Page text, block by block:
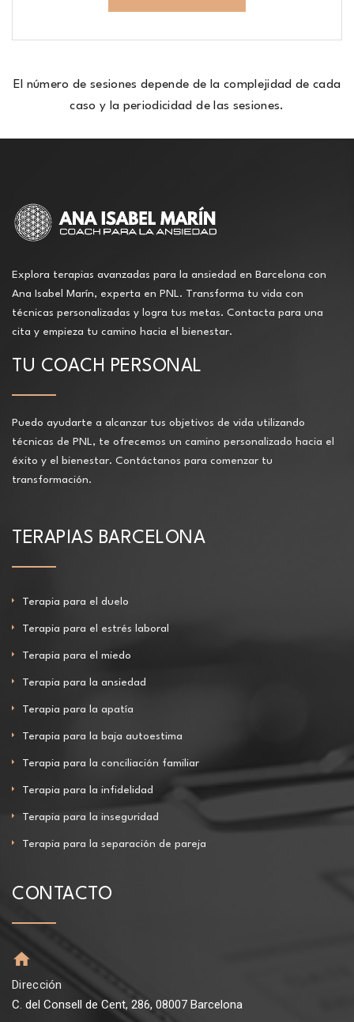
El número de sesiones depende de la complejidad de cada
caso y la periodicidad de las sesiones.
Explora terapias avanzadas para la ansiedad en Barcelona con
Ana Isabel Marín, experta en PNL. Transforma tu vida con
técnicas personalizadas y logra tus metas. Contacta para una
cita y empieza tu camino hacia el bienestar.
TU COACH PERSONAL
Puedo ayudarte a alcanzar tus objetivos de vida utilizando
técnicas de PNL, te ofrecemos un camino personalizado hacia el
éxito y el bienestar. Contáctanos para comenzar tu
transformación.
TERAPIAS BARCELONA
Terapia para el duelo
Terapia para el estrés laboral
Terapia para el miedo
Terapia para la ansiedad
Terapia para la apatía
Terapia para la baja autoestima
Terapia para la conciliación familiar
Terapia para la infidelidad
Terapia para la inseguridad
Terapia para la separación de pareja
CONTACTO
Dirección
C. del Consell de Cent, 286, 08007 Barcelona